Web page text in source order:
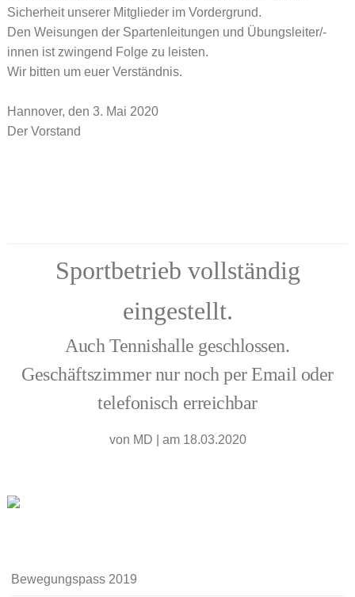
Sicherheit unserer Mitglieder im Vordergrund.
Den Weisungen der Spartenleitungen und Übungsleiter/-
innen ist zwingend Folge zu leisten.
Wir bitten um euer Verständnis.
Hannover, den 3. Mai 2020
Der Vorstand
Sportbetrieb vollständig
eingestellt.
Auch Tennishalle geschlossen.
Geschäftszimmer nur noch per Email oder
telefonisch erreichbar
von MD am 18.03.2020
Bewegungspass 2019